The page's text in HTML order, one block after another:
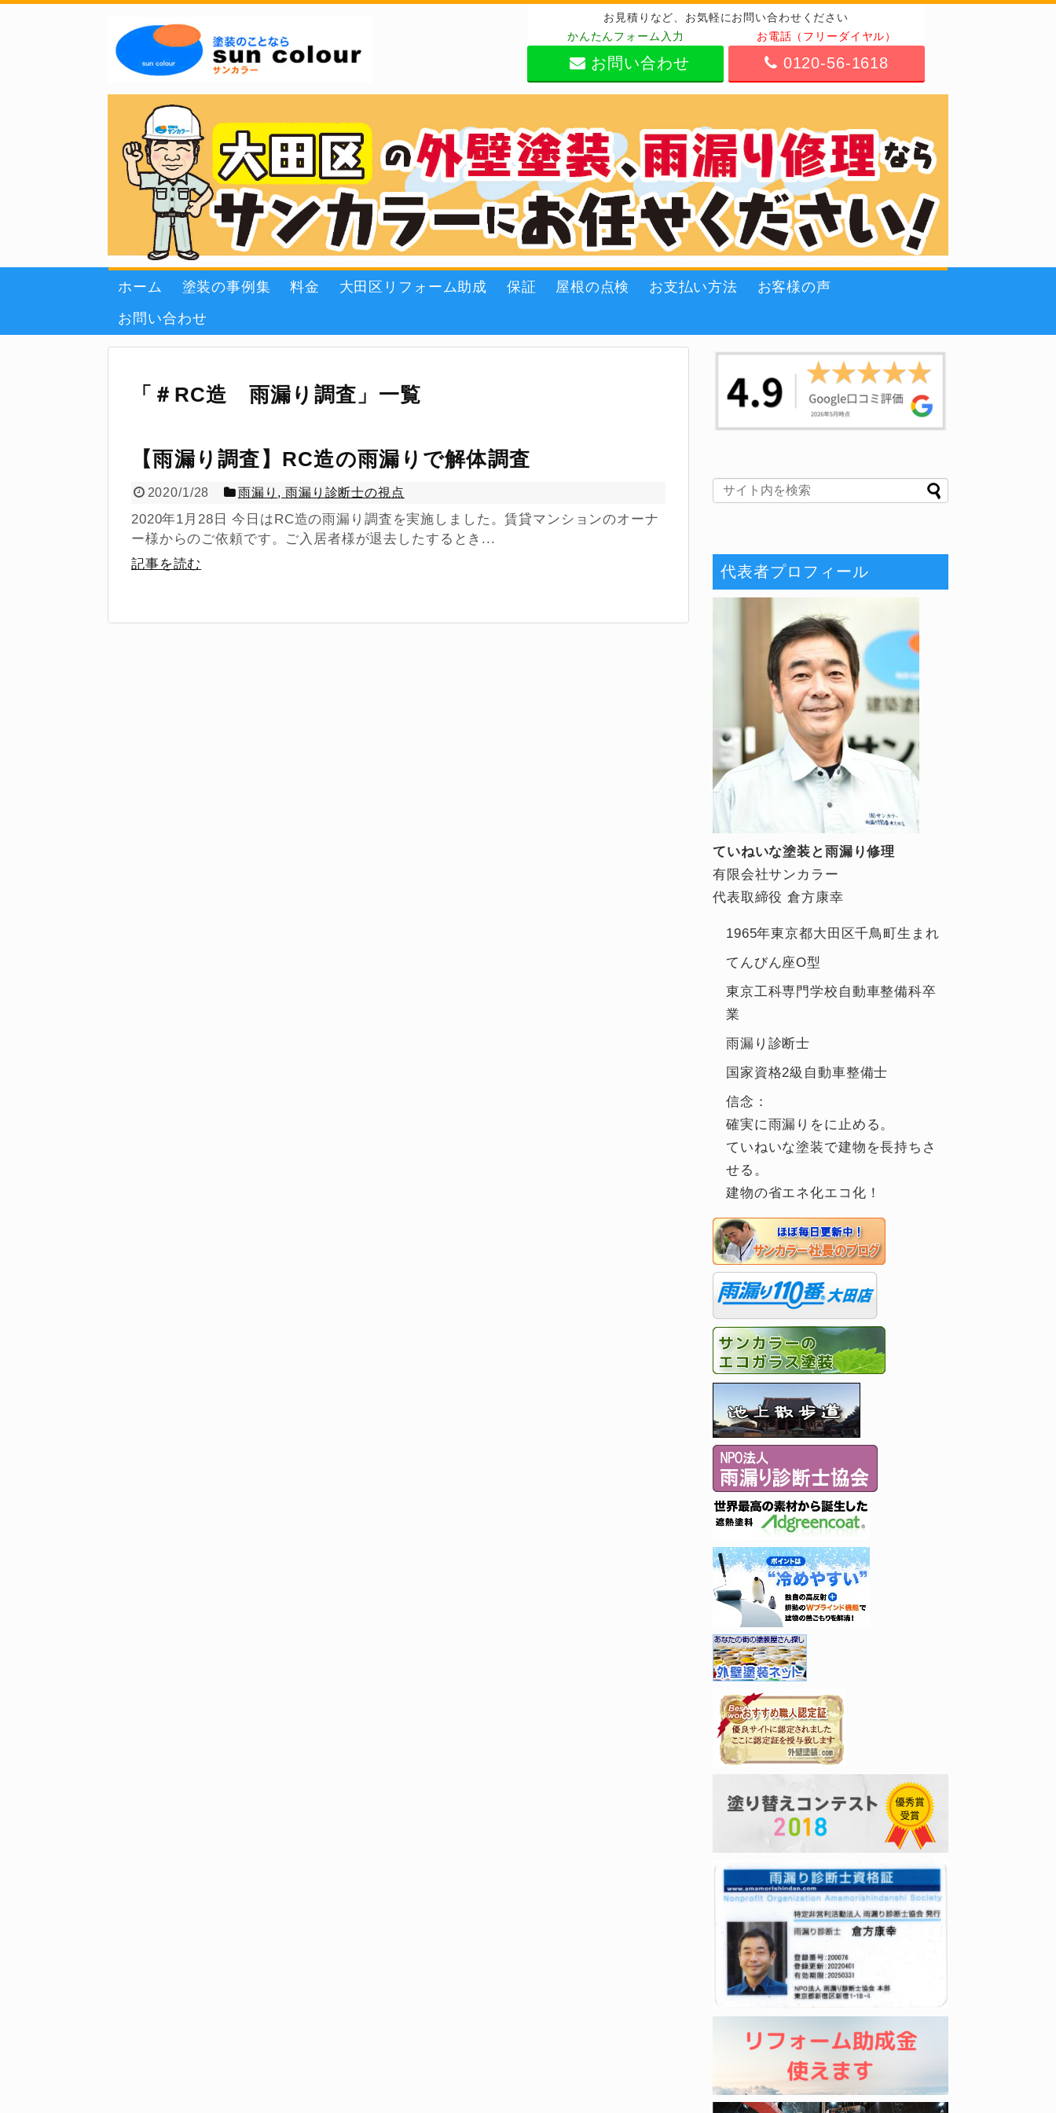
お見積りなど、お気軽にお問い合わせください
かんたんフォーム入力
お問い合わせ
お電話（フリーダイヤル）
0120-56-1618
ホーム 塗装の事例集 料金 大田区リフォーム助成 保証 屋根の点検 お支払い方法 お客様の声
お問い合わせ
「 ＃RC造 雨漏り調査 」 一覧
【雨漏り調査】RC造の雨漏りで解体調査
2020/1/28 雨漏り ,雨漏り診断士の視点
2020年1月28日 今日はRC造の雨漏り調査を実施しました。賃貸マンションのオーナ
ー様からのご依頼です。ご入居者様が退去したするとき...
記事を読む
代表者プロフィール
ていねいな塗装と雨漏り修理
有限会社サンカラー
代表取締役 倉方康幸
1965年東京都大田区千鳥町生まれ
てんびん座O型
東京工科専門学校自動車整備科卒
業
雨漏り診断士
国家資格2級自動車整備士
信念：
確実に雨漏りをに止める。
ていねいな塗装で建物を長持ちさ
せる。
建物の省エネ化エコ化！